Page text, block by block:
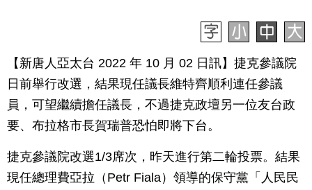
【新唐人亞太台 2022 年 10 月 02 日訊】捷克參議院
日前舉行改選，結果現任議長維特齊順利連任參議
員，可望繼續擔任議長，不過捷克政壇另一位友台政
要、布拉格市長賀瑞普恐怕即將下台。
捷克參議院改選1/3席次，昨天進行第二輪投票。結果
現任總理費亞拉（Petr Fiala）領導的保守黨「人民民